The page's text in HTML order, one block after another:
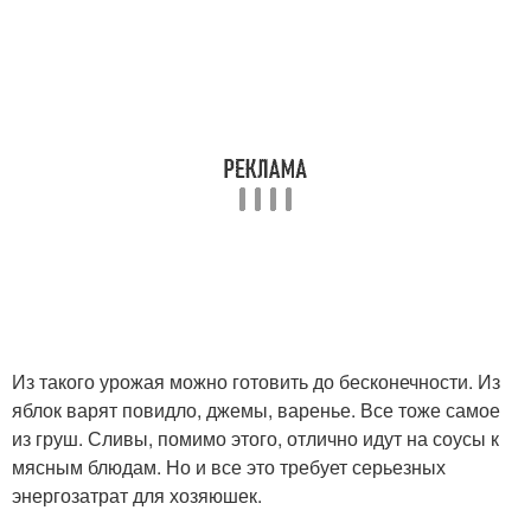
Из такого урожая можно готовить до бесконечности. Из
яблок варят повидло, джемы, варенье. Все тоже самое
из груш. Сливы, помимо этого, отлично идут на соусы к
мясным блюдам. Но и все это требует серьезных
энергозатрат для хозяюшек.